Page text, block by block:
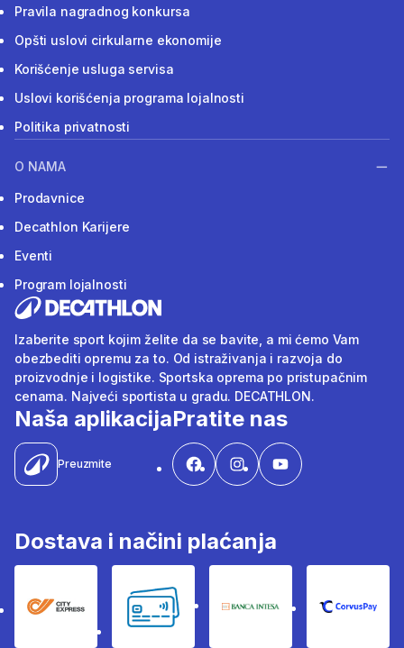
Pravila nagradnog konkursa
Opšti uslovi cirkularne ekonomije
Korišćenje usluga servisa
Uslovi korišćenja programa lojalnosti
Politika privatnosti
O NAMA
Prodavnice
Decathlon Karijere
Eventi
Program lojalnosti
Izaberite sport kojim želite da se bavite, a mi ćemo Vam
obezbediti opremu za to. Od istraživanja i razvoja do
proizvodnje i logistike. Sportska oprema po pristupačnim
cenama. Najveći sportista u gradu. DECATHLON.
Naša aplikacija
Preuzmite
Pratite nas
Dostava i načini plaćanja
City Express Bankovne karticeBanka Intesa